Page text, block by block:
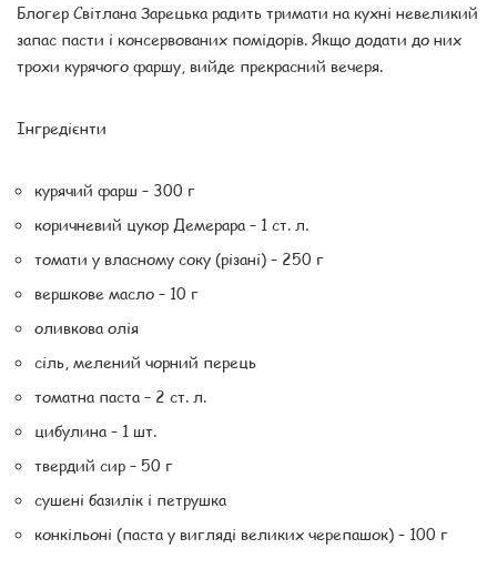
Блогер Світлана Зарецька радить тримати на кухні невеликий
запас пасти і консервованих помідорів. Якщо додати до них
трохи курячого фаршу, вийде прекрасний вечеря.
Інгредієнти
курячий фарш – 300 г
коричневий цукор Демерара – 1 ст. л.
томати у власному соку (різані) – 250 г
вершкове масло – 10 г
оливкова олія
сіль, мелений чорний перець
томатна паста – 2 ст. л.
цибулина – 1 шт.
твердий сир – 50 г
сушені базилік і петрушка
конкільоні (паста у вигляді великих черепашок) – 100 г